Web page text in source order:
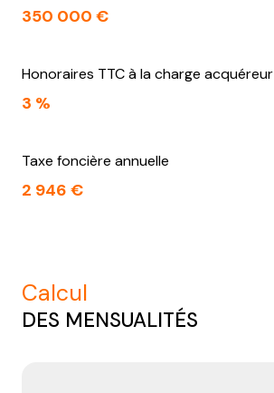
350 000 €
Honoraires TTC à la charge acquéreur
3 %
Taxe foncière annuelle
2 946 €
calcul
DES MENSUALITÉS